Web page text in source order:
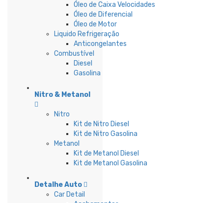
Óleo de Caixa Velocidades
Óleo de Diferencial
Óleo de Motor
Liquido Refrigeração
Anticongelantes
Combustível
Diesel
Gasolina
Nitro & Metanol
Nitro
Kit de Nitro Diesel
Kit de Nitro Gasolina
Metanol
Kit de Metanol Diesel
Kit de Metanol Gasolina
Detalhe Auto
Car Detail